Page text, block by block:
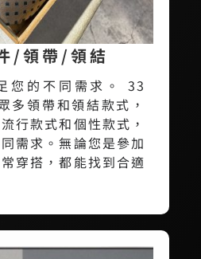
/領帶/領結
您的不同需求。 33
多領帶和領結款式，
行款式和個性款式，
需求。無論您是參加
穿搭，都能找到合適